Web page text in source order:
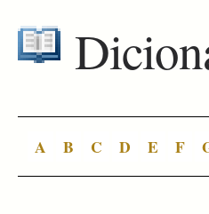
A B C D E F